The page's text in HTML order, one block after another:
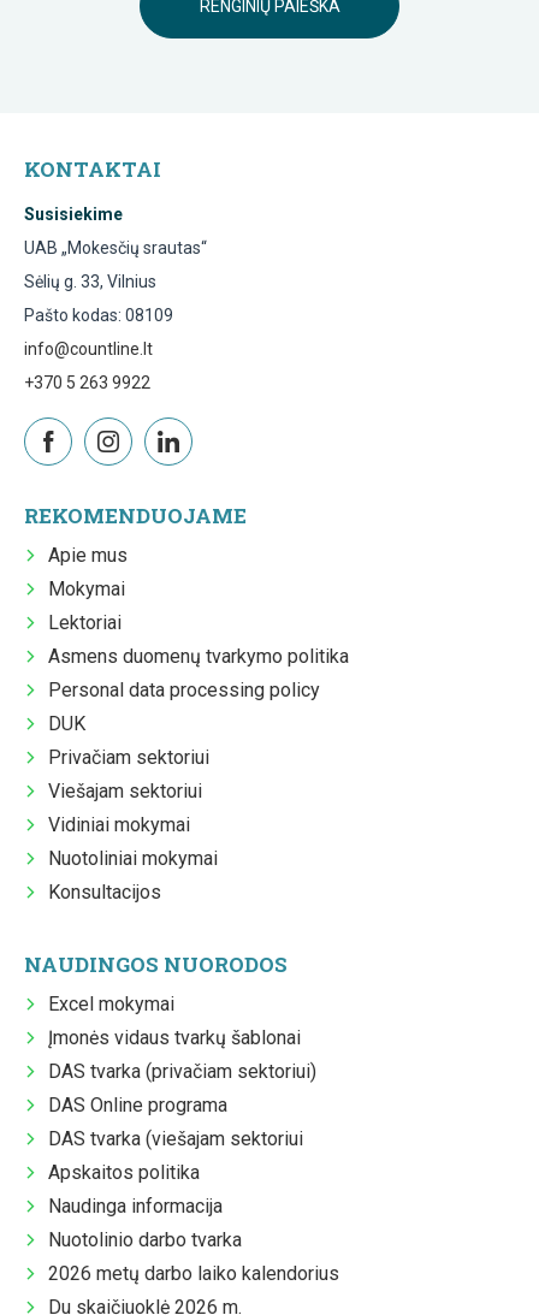
RENGINIŲ PAIEŠKA
KONTAKTAI
Susisiekime
UAB „Mokesčių srautas“
Sėlių g. 33, Vilnius
Pašto kodas: 08109
info@countline.lt
+370 5 263 9922
REKOMENDUOJAME
Apie mus
Mokymai
Lektoriai
Asmens duomenų tvarkymo politika
Personal data processing policy
DUK
Privačiam sektoriui
Viešajam sektoriui
Vidiniai mokymai
Nuotoliniai mokymai
Konsultacijos
NAUDINGOS NUORODOS
Excel mokymai
Įmonės vidaus tvarkų šablonai
DAS tvarka (privačiam sektoriui)
DAS Online programa
DAS tvarka (viešajam sektoriui
Apskaitos politika
Naudinga informacija
Nuotolinio darbo tvarka
2026 metų darbo laiko kalendorius
Du skaičiuoklė 2026 m.